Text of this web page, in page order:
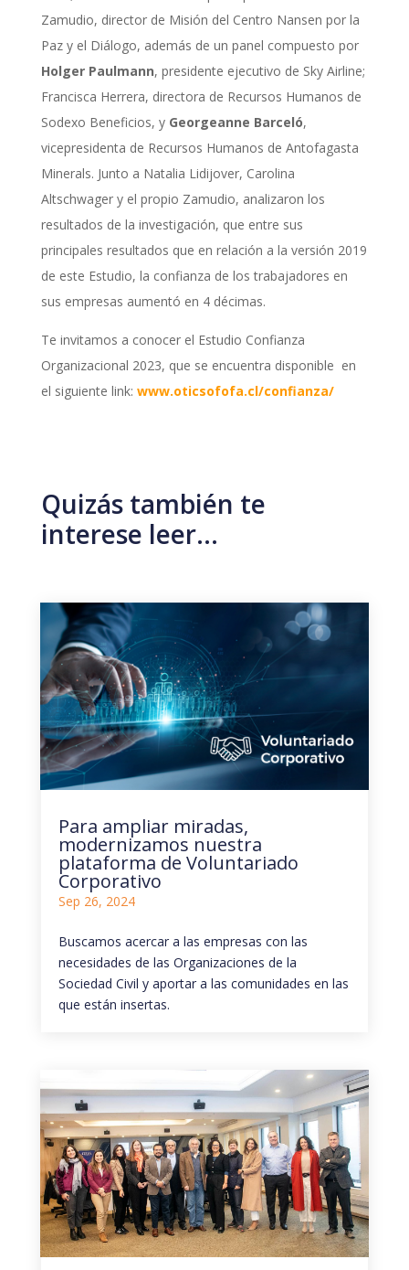
Zamudio, director de Misión del Centro Nansen por la
Paz y el Diálogo, además de un panel compuesto por
Holger Paulmann, presidente ejecutivo de Sky Airline;
Francisca Herrera, directora de Recursos Humanos de
Sodexo Beneficios, y Georgeanne Barceló,
vicepresidenta de Recursos Humanos de Antofagasta
Minerals. Junto a Natalia Lidijover, Carolina
Altschwager y el propio Zamudio, analizaron los
resultados de la investigación, que entre sus
principales resultados que en relación a la versión 2019
de este Estudio, la confianza de los trabajadores en
sus empresas aumentó en 4 décimas.
Te invitamos a conocer el Estudio Confianza
Organizacional 2023, que se encuentra disponible en
el siguiente link: www.oticsofofa.cl/confianza/
Quizás también te
interese leer…
Para ampliar miradas,
modernizamos nuestra
plataforma de Voluntariado
Corporativo
Sep 26, 2024
Buscamos acercar a las empresas con las
necesidades de las Organizaciones de la
Sociedad Civil y aportar a las comunidades en las
que están insertas.